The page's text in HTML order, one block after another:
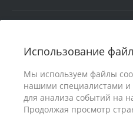
Использование
Мы используем файлы
нашими специалистами
для анализа событий на
Продолжая просмотр